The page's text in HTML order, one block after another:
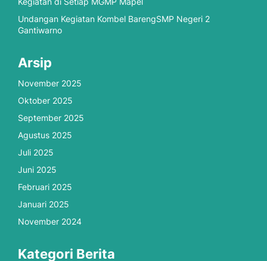
Undangan Kegiatan Kombel BarengSMP Negeri 2
Gantiwarno
Arsip
November 2025
Oktober 2025
September 2025
Agustus 2025
Juli 2025
Juni 2025
Februari 2025
Januari 2025
November 2024
Kategori Berita